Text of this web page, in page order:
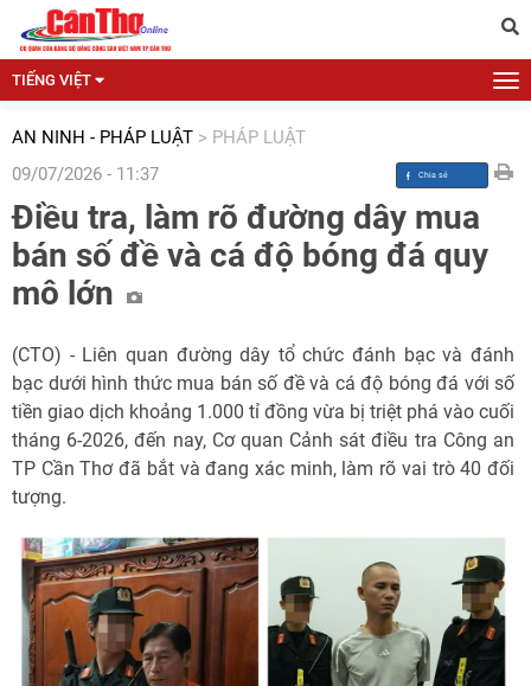
TIẾNG VIỆT
AN NINH - PHÁP LUẬT > PHÁP LUẬT
09/07/2026 - 11:37
Điều tra, làm rõ đường dây mua
bán số đề và cá độ bóng đá quy
mô lớn
(CTO) - Liên quan đường dây tổ chức đánh bạc và đánh
bạc dưới hình thức mua bán số đề và cá độ bóng đá với số
tiền giao dịch khoảng 1.000 tỉ đồng vừa bị triệt phá vào cuối
tháng 6-2026, đến nay, Cơ quan Cảnh sát điều tra Công an
TP Cần Thơ đã bắt và đang xác minh, làm rõ vai trò 40 đối
tượng.